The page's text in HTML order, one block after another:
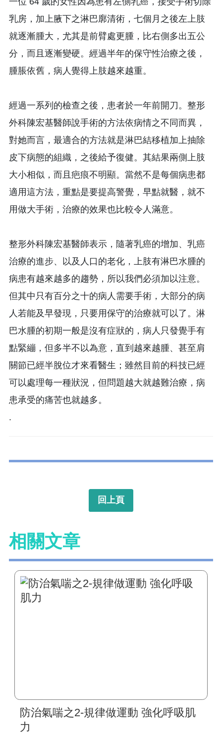
乳房，加上腋下之淋巴廓清術，七個月之後左上肢
就逐漸腫大，尤其是前臂處更腫，比右側多出五公
分，而且逐漸變硬。經過半年的保守性治療之後，
腫脹依舊，病人覺得上肢越來越重。
經過一系列的檢查之後，患者於一年前開刀。整形
外科陳宏基醫師說手術的方法依病情之不同而異，
對她而言，最適合的方法就是淋巴結移植加上抽除
皮下病態的組織，之後給予復健。其結果兩側上肢
大小相似，而且疤痕不明顯。當然不是每個病患都
適用這方法，重點是要提高警覺，早點就醫，就不
用做大手術，治療的效果也比較令人滿意。
整形外科陳宏基醫師表示，隨著乳癌的增加、乳癌
治療的進步、以及人口的老化，上肢有淋巴水腫的
病患有越來越多的趨勢，所以我們必須加以注意。
但其中只有百分之十的病人需要手術，大部分的病
人若能及早發現，只要用保守的治療就可以了。淋
巴水腫的初期一般是沒有症狀的，病人只發覺手有
點緊繃，但多半不以為意，直到越來越腫、甚至肩
關節已經半脫位才來看醫生；雖然目前的科技已經
可以處理每一種狀況，但問題越大就越難治療，病
患承受的痛苦也就越多。
.
回上頁
相關文章
防治氣喘之2-規律做運動 強化呼吸肌
力